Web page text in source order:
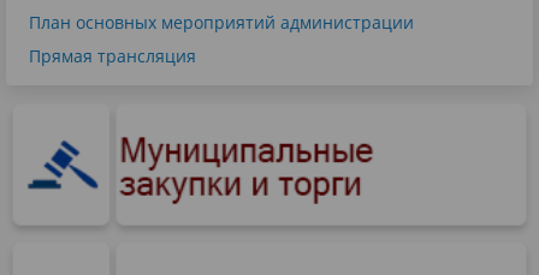
План основных мероприятий администрации
Прямая трансляция